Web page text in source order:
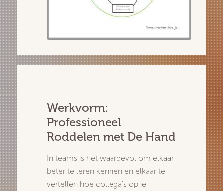
Werkvorm:
Professioneel
Roddelen met De Hand
In teams is het waardevol om elkaar
beter te leren kennen en elkaar te
vertellen hoe collega’s op je